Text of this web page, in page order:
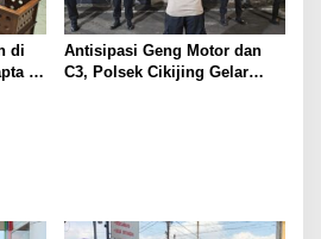
di
II
Antisipasi Geng Motor dan
C3, Polsek Cikijing Gelar